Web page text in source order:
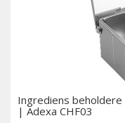
Ingrediens
| Adexa CHF03